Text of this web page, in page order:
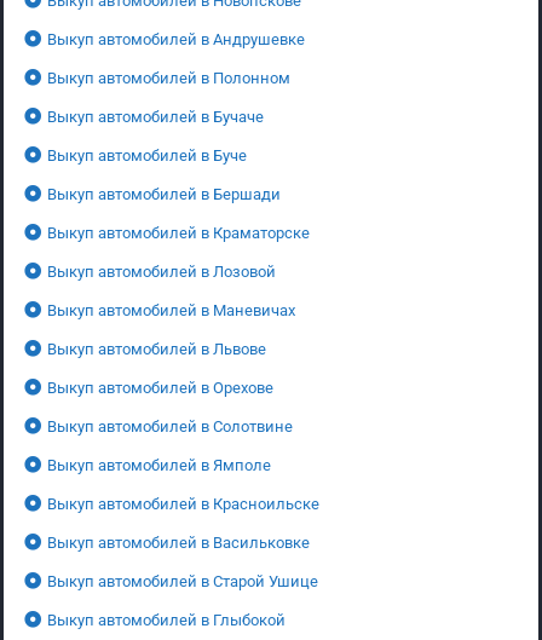
Выкуп автомобилей в Андрушевке
Выкуп автомобилей в Полонном
Выкуп автомобилей в Бучаче
Выкуп автомобилей в Буче
Выкуп автомобилей в Бершади
Выкуп автомобилей в Краматорске
Выкуп автомобилей в Лозовой
Выкуп автомобилей в Маневичах
Выкуп автомобилей в Львове
Выкуп автомобилей в Орехове
Выкуп автомобилей в Солотвине
Выкуп автомобилей в Ямполе
Выкуп автомобилей в Красноильске
Выкуп автомобилей в Васильковке
Выкуп автомобилей в Старой Ушице
Выкуп автомобилей в Глыбокой